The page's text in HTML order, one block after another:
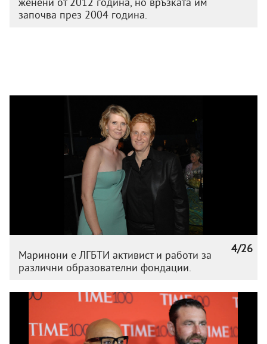
започва през 2004 година.
4/26
Маринони е ЛГБТИ активист и работи за
различни образователни фондации.